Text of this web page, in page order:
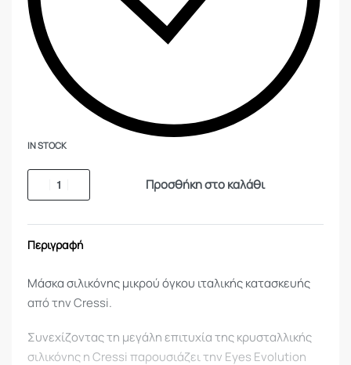
IN STOCK
Προσθήκη στο καλάθι
Περιγραφή
Μάσκα σιλικόνης μικρού όγκου ιταλικής κατασκευής
από την Cressi.
Συνεχίζοντας τη μεγάλη επιτυχία της κρυσταλλικής
σιλικόνης η Cressi παρουσιάζει την Eyes Evolution